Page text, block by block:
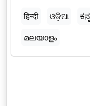
हिन्दी
ଓଡ଼ିଆ
മലയാളം